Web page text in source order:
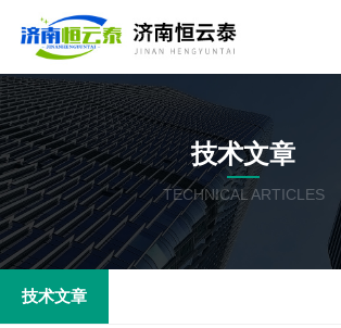
技术文章
TECHNICAL ARTICLES
技术文章